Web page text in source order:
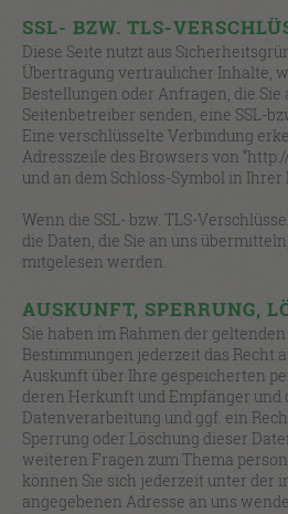
SSL- BZW. TLS-
Diese Seite nutzt aus
Übertragung vertraulicher Inhalte,
Bestellungen oder Anfragen, die Sie
Seitenbetreiber senden, eine SSL-
Eine verschlüsselte Verbindung
Adresszeile des Browsers von
und an dem Schloss-Symbol in Ihrer
Wenn die SSL- bzw. TLS-
die Daten, die Sie an uns
mitgelesen werden.
AUSKUNFT, SPERRUNG,
Sie haben im Rahmen der
Bestimmungen jederzeit das Recht
Auskunft über Ihre gespeicherten
deren Herkunft und Empfänger und
Datenverarbeitung und ggf. ein
Sperrung oder Löschung dieser
weiteren Fragen zum Thema
können Sie sich jederzeit unter der
angegebenen Adresse an uns